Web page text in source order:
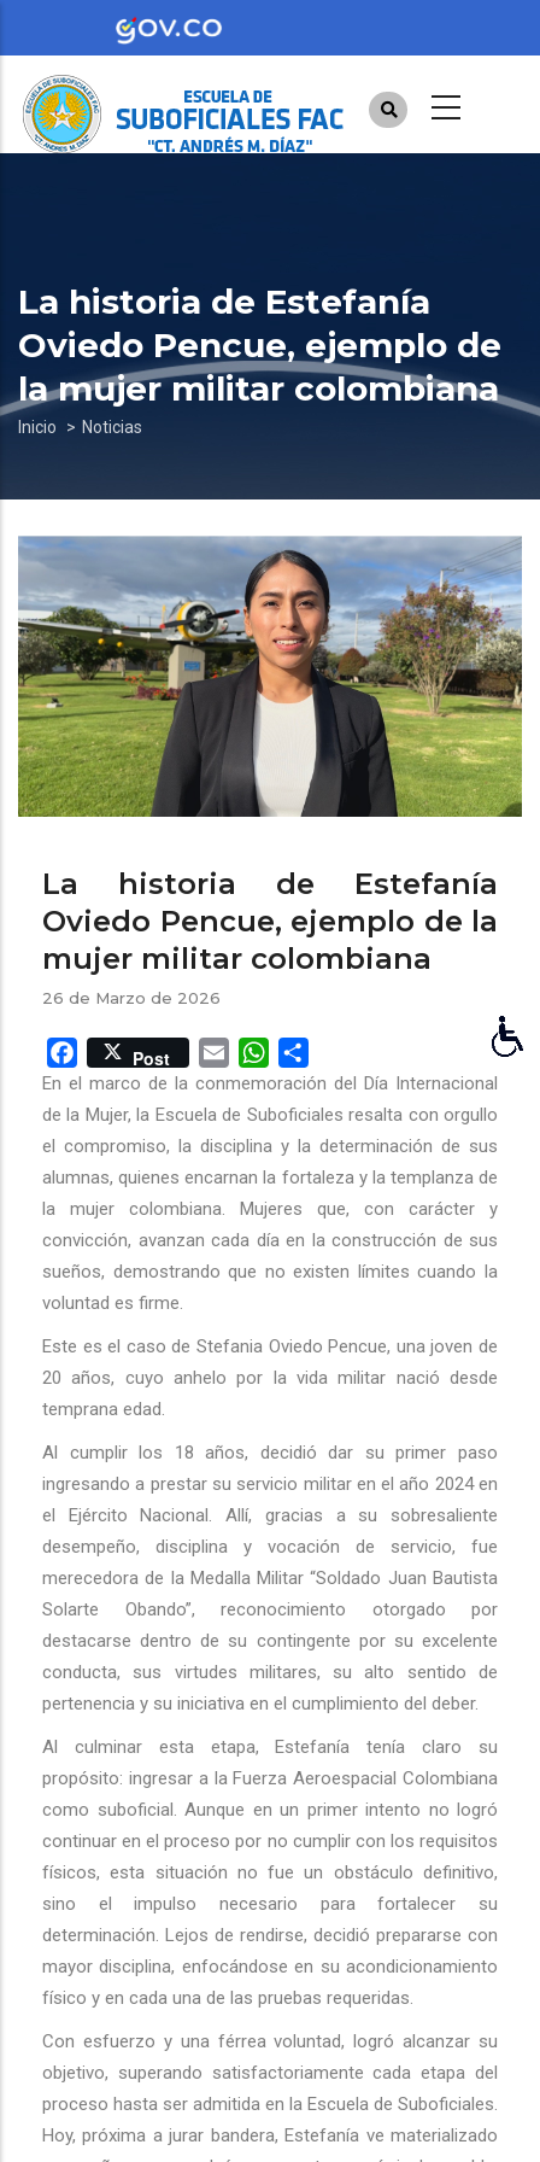
contenido
principal
La historia de Estefanía
Oviedo Pencue, ejemplo de
la mujer militar colombiana
Sobrescribir
de
ayuda
a
la
navegación
Inicio Noticias
La historia de Estefanía
Oviedo Pencue, ejemplo de la
mujer militar colombiana
26 de Marzo de 2026
Facebook
Post Email WhatsApp
En el marco de la conmemoración del Día Internacional
de la Mujer, la Escuela de Suboficiales resalta con orgullo
el compromiso, la disciplina y la determinación de sus
alumnas, quienes encarnan la fortaleza y la templanza de
la mujer colombiana. Mujeres que, con carácter y
convicción, avanzan cada día en la construcción de sus
sueños, demostrando que no existen límites cuando la
voluntad es firme.
Este es el caso de Stefania Oviedo Pencue, una joven de
20 años, cuyo anhelo por la vida militar nació desde
temprana edad.
Al cumplir los 18 años, decidió dar su primer paso
ingresando a prestar su servicio militar en el año 2024 en
el Ejército Nacional. Allí, gracias a su sobresaliente
desempeño, disciplina y vocación de servicio, fue
merecedora de la Medalla Militar “Soldado Juan Bautista
Solarte Obando”, reconocimiento otorgado por
destacarse dentro de su contingente por su excelente
conducta, sus virtudes militares, su alto sentido de
pertenencia y su iniciativa en el cumplimiento del deber.
Al culminar esta etapa, Estefanía tenía claro su
propósito: ingresar a la Fuerza Aeroespacial Colombiana
como suboficial. Aunque en un primer intento no logró
continuar en el proceso por no cumplir con los requisitos
físicos, esta situación no fue un obstáculo definitivo,
sino el impulso necesario para fortalecer su
determinación. Lejos de rendirse, decidió prepararse con
mayor disciplina, enfocándose en su acondicionamiento
físico y en cada una de las pruebas requeridas.
Con esfuerzo y una férrea voluntad, logró alcanzar su
objetivo, superando satisfactoriamente cada etapa del
proceso hasta ser admitida en la Escuela de Suboficiales.
Hoy, próxima a jurar bandera, Estefanía ve materializado